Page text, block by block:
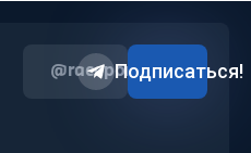
@raceport2022
Подписаться!